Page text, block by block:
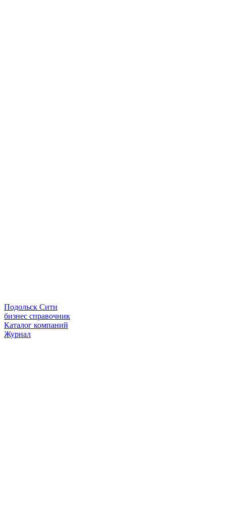
Подольск Сити
бизнес справочник
Каталог компаний
Журнал